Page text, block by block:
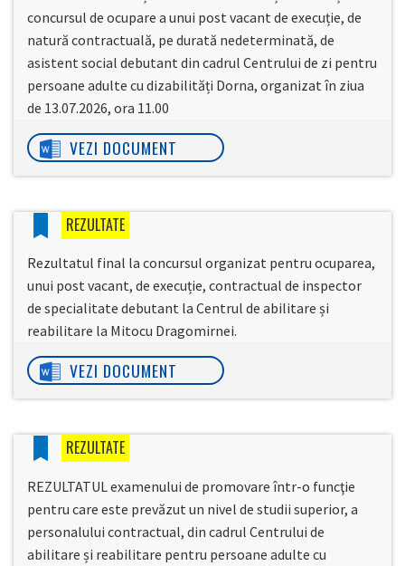
concursul de ocupare a unui post vacant de execuție, de
natură contractuală, pe durată nedeterminată, de
asistent social debutant din cadrul Centrului de zi pentru
persoane adulte cu dizabilități Dorna, organizat în ziua
de 13.07.2026, ora 11.00
VEZI DOCUMENT
REZULTATE
Rezultatul final la concursul organizat pentru ocuparea,
unui post vacant, de execuție, contractual de inspector
de specialitate debutant la Centrul de abilitare și
reabilitare la Mitocu Dragomirnei.
VEZI DOCUMENT
REZULTATE
REZULTATUL examenului de promovare într-o funcţie
pentru care este prevăzut un nivel de studii superior, a
personalului contractual, din cadrul Centrului de
abilitare și reabilitare pentru persoane adulte cu